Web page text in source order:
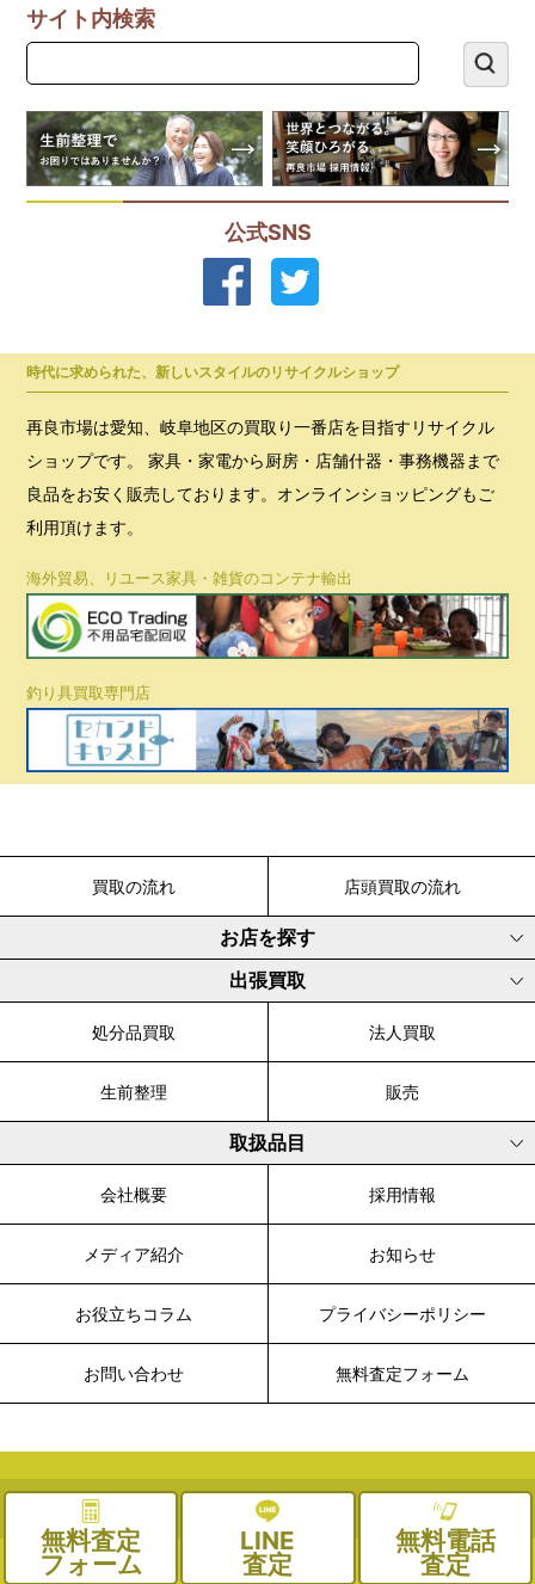
サイト内検索
公式SNS
無料査定
フォーム
LINE
査定
無料電話
査定
時代に求められた、新しいスタイルのリサイクルショップ
再良市場は愛知、岐阜地区の買取り一番店を目指すリサイクル
ショップです。 家具・家電から厨房・店舗什器・事務機器まで
良品をお安く販売しております。オンラインショッピングもご
利用頂けます。
海外貿易、リユース家具・雑貨のコンテナ輸出
釣り具買取専門店
買取の流れ 店頭買取の流れ
お店を探す
出張買取
処分品買取 法人買取
生前整理 販売
取扱品目
会社概要 採用情報
メディア紹介 お知らせ
お役立ちコラム プライバシーポリシー
お問い合わせ 無料査定フォーム
© 2003-2026 WALK, All Rights Reserved.